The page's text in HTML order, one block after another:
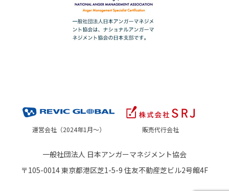
運営会社（2024年1月～） 販売代行会社
一般社団法人 日本アンガーマネジメント協会
〒105-0014 東京都港区芝1-5-9 住友不動産芝ビル2号館4F